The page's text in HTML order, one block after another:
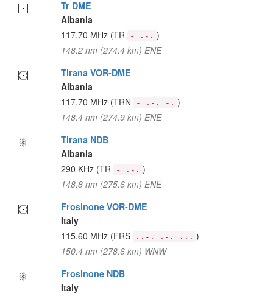
Tr DME
Albania
117.70 MHz (TR - .-. )
148.2 nm (274.4 km) ENE
Tirana VOR-DME
Albania
117.70 MHz (TRN - .-. -. )
148.4 nm (274.9 km) ENE
Tirana NDB
Albania
290 KHz (TR - .-. )
148.8 nm (275.6 km) ENE
Frosinone VOR-DME
Italy
115.60 MHz (FRS ..-. .-. ... )
150.4 nm (278.6 km) WNW
Frosinone NDB
Italy